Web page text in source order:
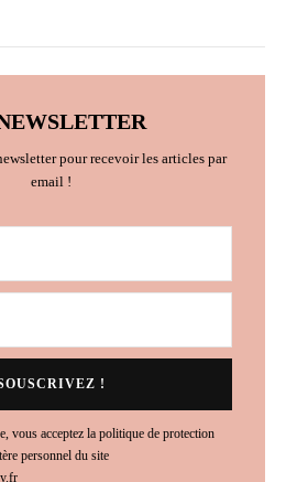
pour recevoir les articles par
email !
vous acceptez la politique de protection
personnel du site